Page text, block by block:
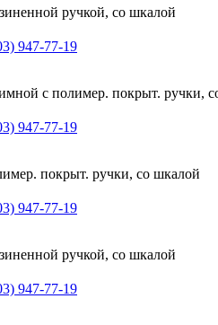
ручкой, со шкалой
947-77-19
с полимер. покрыт. ручки,
947-77-19
покрыт. ручки, со шкалой
947-77-19
ручкой, со шкалой
947-77-19